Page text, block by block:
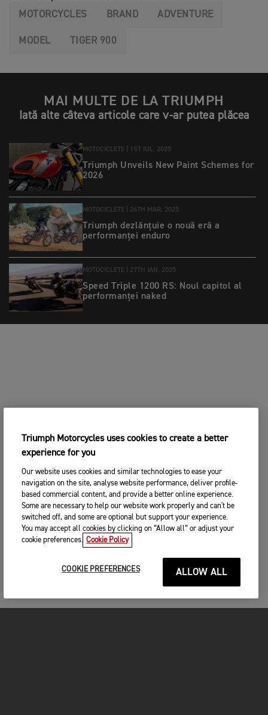
MOTORCYCLES BRAND ADVENTURE
MODEL TIGER 900
MAI MULTE DE LA TRIUMPH
Iată alte câteva articole care v-ar putea plăcea
MOTOCICLETE | 1ST IUL. 2025
Triumph Unveils New Paint Schemes for
2026
MOTOCICLETE | 26TH MAR. 2025
Triumph dezlănțuie o nouă eră a
performanței enduro
MOTOCICLETE | 27TH IAN. 2025
Speed Triple 1200 RS: Noul capitol al
performanței naked
Triumph Motorcycles uses cookies to create a better
experience for you
Our website uses cookies and similar technologies to ease your
navigation on the site, analyse website performance, deliver profile-
based commercial content, and provide a better online experience.
Some are necessary to help our website work properly and can't be
switched off, and some are optional but support your experience.
You may accept all cookies by clicking on “Allow all” or adjust your
cookie preferences. Cookie Policy
COOKIE PREFERENCES ALLOW ALL